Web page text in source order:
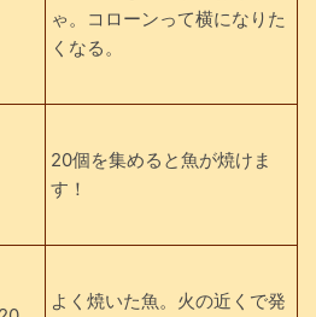
ゃ。コローンって横になりた
くなる。
20個を集めると魚が焼けま
す！
よく焼いた魚。火の近くで発